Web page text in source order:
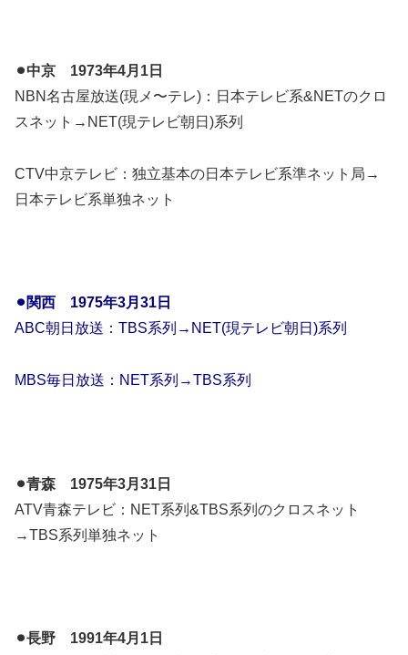
⚫︎中京 1973年4月1日
NBN名古屋放送(現メ〜テレ)：日本テレビ系&NETのクロ
スネット→NET(現テレビ朝日)系列
CTV中京テレビ：独立基本の日本テレビ系準ネット局→
日本テレビ系単独ネット
⚫︎関西 1975年3月31日
ABC朝日放送：TBS系列→NET(現テレビ朝日)系列
MBS毎日放送：NET系列→TBS系列
⚫︎青森 1975年3月31日
ATV青森テレビ：NET系列&TBS系列のクロスネット
→TBS系列単独ネット
⚫︎長野 1991年4月1日